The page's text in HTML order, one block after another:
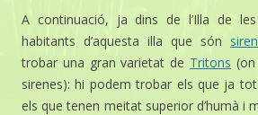
A continuació, ja dins de l’Illa de
habitants d’aquesta illa que són
trobar una gran varietat de Tritons
sirenes): hi podem trobar els que ja
els que tenen meitat superior d’humà i